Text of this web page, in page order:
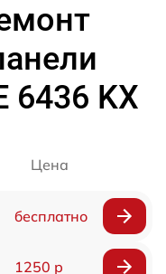
6436 KX
Цена
бесплатно
1250 р